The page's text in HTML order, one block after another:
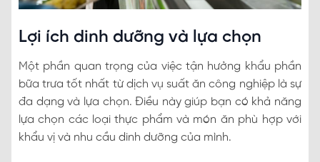
Lợi ích dinh dưỡng và lựa chọn
Một phần quan trọng của việc tận hưởng khẩu phần
bữa trưa tốt nhất từ dịch vụ suất ăn công nghiệp là sự
đa dạng và lựa chọn. Điều này giúp bạn có khả năng
lựa chọn các loại thực phẩm và món ăn phù hợp với
khẩu vị và nhu cầu dinh dưỡng của mình.